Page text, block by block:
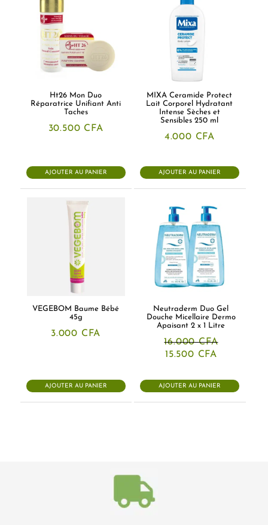
Ht26 Mon Duo
Réparatrice Unifiant Anti
Taches
30.500 CFA
AJOUTER AU PANIER
MIXA Ceramide Protect
Lait Corporel Hydratant
Intense Sèches et
Sensibles 250 ml
4.000 CFA
AJOUTER AU PANIER
VEGEBOM Baume Bébé
45g
3.000 CFA
AJOUTER AU PANIER
Neutraderm Duo Gel
Douche Micellaire Dermo
Apaisant 2 x 1 Litre
16.000CFA
Le
était :
16.000 CFA.
15.500 CFA
est :
15.500
AJOUTER AU PANIER